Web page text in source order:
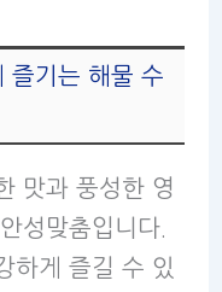
즐기는 해물 수
맛과 풍성한 영
성맞춤입니다.
하게 즐길 수 있